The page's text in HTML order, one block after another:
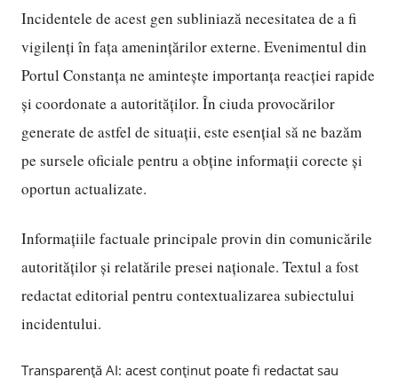
Incidentele de acest gen subliniază necesitatea de a fi
vigilenți în fața amenințărilor externe. Evenimentul din
Portul Constanța ne amintește importanța reacției rapide
și coordonate a autorităților. În ciuda provocărilor
generate de astfel de situații, este esențial să ne bazăm
pe sursele oficiale pentru a obține informații corecte și
oportun actualizate.
Informațiile factuale principale provin din comunicările
autorităților și relatările presei naționale. Textul a fost
redactat editorial pentru contextualizarea subiectului
incidentului.
Transparență AI: acest conținut poate fi redactat sau